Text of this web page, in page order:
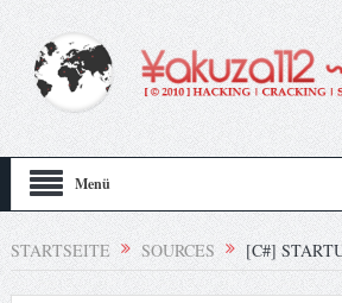
Menü
STARTSEITE SOURCES [C#]